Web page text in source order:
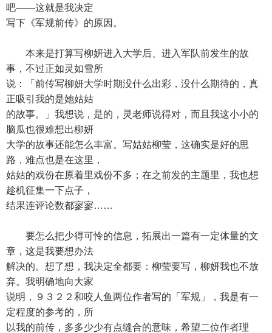
吧——这就是我决定
写下《军规前传》的原因。
本来是打算写柳妍进入大学后、进入军队前发生的故
事，不过正如灵如雪所
说：「前传写柳妍大学时期没什么出彩，没什么期待的，真
正吸引我的是她姑姑
的故事。」我想说，是的，灵老师说得对，而且我这小小的
脑瓜也很难想出柳妍
大学的故事还能怎么丰富。写姑姑柳莹，这确实是好的思
路，难点也是在这里，
姑姑的戏份在原着里戏份不多；在之前发的主题里，我也想
趁机征集一下点子，
结果连评论数都寥寥……
要怎么把少得可怜的信息，拓展出一篇有一定体量的文
章，这是我要想办法
解决的。想了想，我决定全都要：柳莹要写，柳妍我也不放
弃。我明确地向大家
说明，９３２２和咬人鱼两位作者写的「军规」，我是有一
定程度的参考的，所
以我的前传，多多少少有点缝合的意味，希望二位作者理